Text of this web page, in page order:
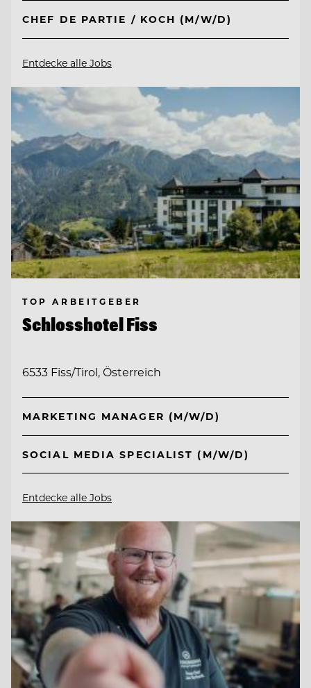
CHEF DE PARTIE / KOCH (M/W/D)
Entdecke alle Jobs
TOP ARBEITGEBER
Schlosshotel Fiss
6533 Fiss/Tirol, Österreich
MARKETING MANAGER (M/W/D)
SOCIAL MEDIA SPECIALIST (M/W/D)
Entdecke alle Jobs